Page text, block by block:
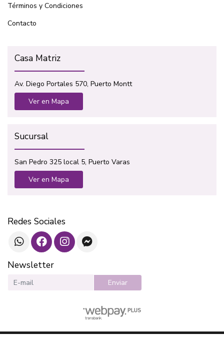
Términos y Condiciones
Contacto
Casa Matriz
Av. Diego Portales 570, Puerto Montt
Ver en Mapa
Sucursal
San Pedro 325 local 5, Puerto Varas
Ver en Mapa
Redes Sociales
Newsletter
Enviar